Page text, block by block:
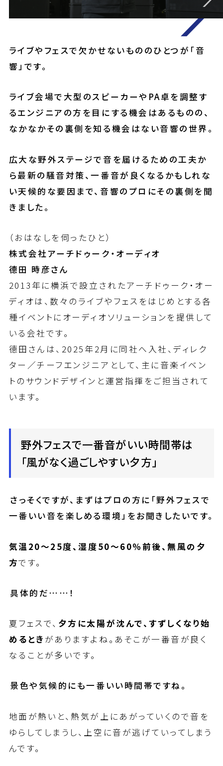
ライブやフェスで欠かせないもののひとつが「音
響」です。
ライブ会場で大型のスピーカーやPA卓を調整す
るエンジニアの方を目にする機会はあるものの、
なかなかその裏側を知る機会はない音響の世界。
広大な野外ステージで音を届けるための工夫か
ら最新の騒音対策、一番音が良くなるかもしれな
い天候的な要因まで、音響のプロにその裏側を聞
きました。
（おはなしを伺ったひと）
株式会社アーチドゥーク・オーディオ
德田 時彦さん
2013年に横浜で設立されたアーチドゥーク・オー
ディオは、数々のライブやフェスをはじめとする各
種イベントにオーディオソリューションを提供して
いる会社です。
德田さんは、2025年2月に同社へ入社、ディレク
ター／チーフエンジニアとして、主に音楽イベン
トのサウンドデザインと運営指揮をご担当されて
います。
野外フェスで一番音がいい時間帯は
「風がなく過ごしやすい夕方」
――さっそくですが、まずはプロの方に「野外フェスで
一番いい音を楽しめる環境」をお聞きしたいです。
気温20〜25度、湿度50〜60％前後、無風の夕
方です。
――具体的だ……！
夏フェスで、 夕方に太陽が沈んで、すずしくなり始
めるとき がありますよね。あそこが一番音が良く
なることが多いです。
――景色や気候的にも一番いい時間帯ですね。
地面が熱いと、熱気が上にあがっていくので音を
ゆらしてしまうし、上空に音が逃げていってしまう
んです。